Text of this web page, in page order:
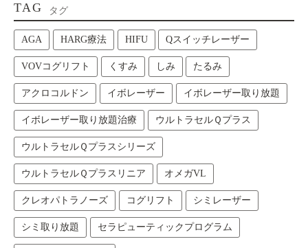
TAG タグ
AGA HARG療法 HIFU Qスイッチレーザー
VOVコグリフト くすみ しみ たるみ
アクロコルドン イボレーザー イボレーザー取り放題
イボレーザー取り放題治療 ウルトラセルＱプラス
ウルトラセルＱプラスシリーズ
ウルトラセルＱプラスリニア オメガVL
クレオパトラノーズ コグリフト シミレーザー
シミ取り放題 セラピューティックプログラム